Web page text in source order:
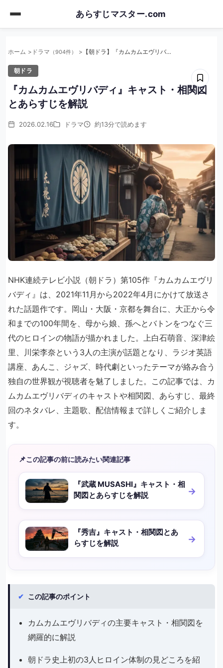
content
あらすじマスター.com
ホーム ドラマ （904件） 【朝ドラ】『カムカムエヴリバディ』キャスト・相関図とあらすじを解説
朝ドラ
『カムカムエヴリバディ』キャスト・相関図
とあらすじを解説
2026.02.16 ドラマ 約13分で読めます
NHK連続テレビ小説（朝ドラ）第105作『カムカムエヴリ
バディ』は、2021年11月から2022年4月にかけて放送さ
れた話題作です。岡山・大阪・京都を舞台に、大正から令
和までの100年間を、母から娘、孫へとバトンをつなぐ三
代のヒロインの物語が描かれました。上白石萌音、深津絵
里、川栄李奈という3人の主演が話題となり、ラジオ英語
講座、あんこ、ジャズ、時代劇といったテーマが絡み合う
独自の世界観が視聴者を魅了しました。この記事では、カ
ムカムエヴリバディのキャストや相関図、あらすじ、最終
回のネタバレ、主題歌、配信情報まで詳しくご紹介しま
す。
📌この記事の前に読みたい関連記事
『武蔵 MUSASHI』キャスト・相
関図とあらすじを解説
『秀吉』キャスト・相関図とあ
らすじを解説
✔ この記事のポイント
カムカムエヴリバディの主要キャスト・相関図を
網羅的に解説
朝ドラ史上初の3人ヒロイン体制の見どころを紹